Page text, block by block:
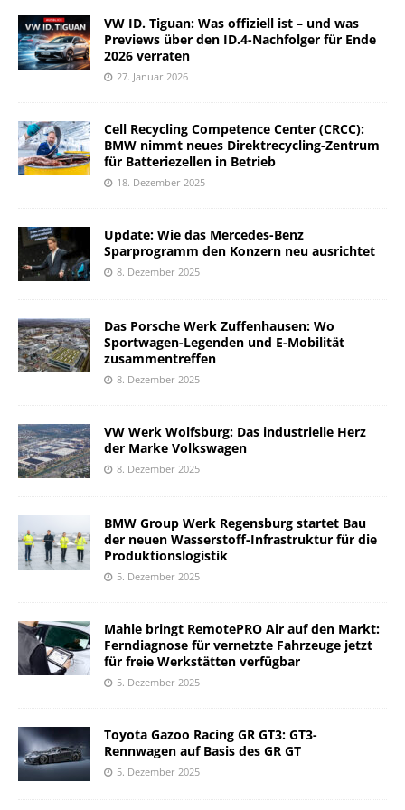
VW ID. Tiguan: Was offiziell ist – und was
Previews über den ID.4-Nachfolger für Ende
2026 verraten
27. Januar 2026
Cell Recycling Competence Center (CRCC):
BMW nimmt neues Direktrecycling-Zentrum
für Batteriezellen in Betrieb
18. Dezember 2025
Update: Wie das Mercedes-Benz
Sparprogramm den Konzern neu ausrichtet
8. Dezember 2025
Das Porsche Werk Zuffenhausen: Wo
Sportwagen-Legenden und E-Mobilität
zusammentreffen
8. Dezember 2025
VW Werk Wolfsburg: Das industrielle Herz
der Marke Volkswagen
8. Dezember 2025
BMW Group Werk Regensburg startet Bau
der neuen Wasserstoff-Infrastruktur für die
Produktionslogistik
5. Dezember 2025
Mahle bringt RemotePRO Air auf den Markt:
Ferndiagnose für vernetzte Fahrzeuge jetzt
für freie Werkstätten verfügbar
5. Dezember 2025
Toyota Gazoo Racing GR GT3: GT3-
Rennwagen auf Basis des GR GT
5. Dezember 2025